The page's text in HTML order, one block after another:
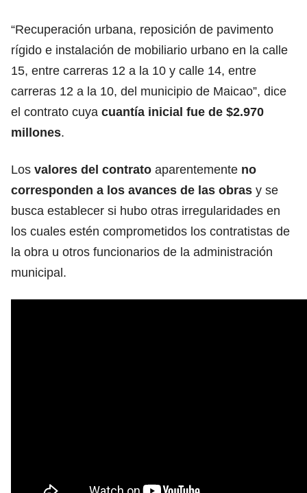
“Recuperación urbana, reposición de pavimento
rígido e instalación de mobiliario urbano en la calle
15, entre carreras 12 a la 10 y calle 14, entre
carreras 12 a la 10, del municipio de Maicao”, dice
el contrato cuya cuantía inicial fue de $2.970
millones.
Los valores del contrato aparentemente no
corresponden a los avances de las obras y se
busca establecer si hubo otras irregularidades en
los cuales estén comprometidos los contratistas de
la obra u otros funcionarios de la administración
municipal.